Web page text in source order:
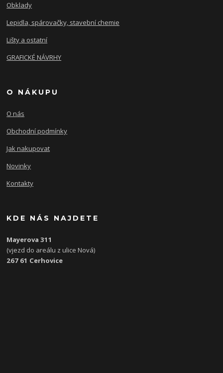
Obklady
Lepidla, spárovačky, stavební chemie
Lišty a ostatní
GRAFICKÉ NÁVRHY
O NÁKUPU
O nás
Obchodní podmínky
Jak nakupovat
Novinky
Kontakty
KDE NÁS NAJDETE
Mayerova 311
(vjezd do areálu z ulice Nová)
267 61 Cerhovice